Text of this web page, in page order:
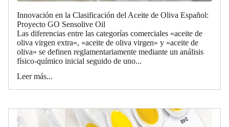
Innovación en la Clasificación del Aceite de Oliva Español:
Proyecto GO Sensolive Oil
Las diferencias entre las categorías comerciales «aceite de
oliva virgen extra», «aceite de oliva virgen» y «aceite de
oliva» se definen reglamentariamente mediante un análisis
físico-químico inicial seguido de uno...
Leer más...